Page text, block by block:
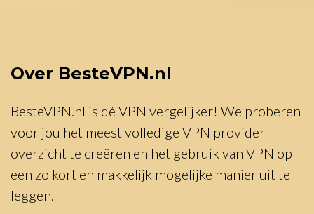
Over BesteVPN.nl
BesteVPN.nl is dé VPN vergelijker! We proberen
voor jou het meest volledige VPN provider
overzicht te creëren en het gebruik van VPN op
een zo kort en makkelijk mogelijke manier uit te
leggen.